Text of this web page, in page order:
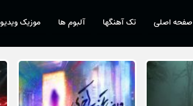
صفحه اصلی تک آهنگها آلبوم ها موزیک